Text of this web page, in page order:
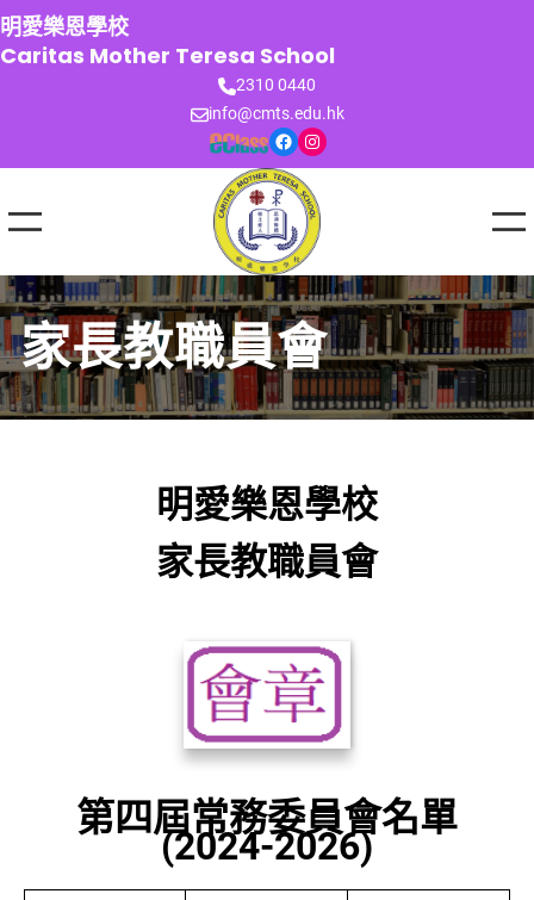
跳
至
主
明愛樂恩學校
Caritas Mother Teresa School
2310 0440
info@cmts.edu.hk
Facebook Instagram
家長教職員會
明愛樂恩學校
家長教職員會
第四屆常務委員會名單
(2024-2026)